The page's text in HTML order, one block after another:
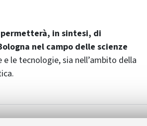
in sintesi, di
nel campo delle scienze
le tecnologie, sia nell’ambito della